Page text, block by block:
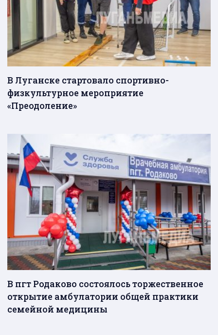
В Луганске стартовало спортивно-
физкультурное мероприятие
«Преодоление»
В пгт Родаково состоялось торжественное
открытие амбулатории общей практики
семейной медицины